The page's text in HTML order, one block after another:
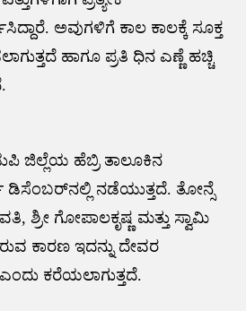
ಅವುಗಳಿಗೆ ಕಾಲ ಕಾಲಕ್ಕೆ ಸೂಕ್ತ
ಹಾಗೂ ಪ್ರತಿ ಧಿನ ಎಣ್ಣೆ ಹಚ್ಚಿ
ಜಿಲ್ಲೆಯ ಹೆಬ್ರಿ ತಾಲೂಕಿನ
ಡಿಸೆಂಬರ್‌ನಲ್ಲಿ ನಡೆಯುತ್ತದೆ. ತೋನ್ಸೆ
ಶ್ರೀ ಗೋಪಾಲಕೃಷ್ಣ ಮತ್ತು ಸ್ವಾಮಿ
ಕಾರಣ ಇದನ್ನು ದೇವರ
ಕರೆಯಲಾಗುತ್ತದೆ.